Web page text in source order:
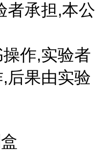
者承担,本公
作,实验者
后果由实验